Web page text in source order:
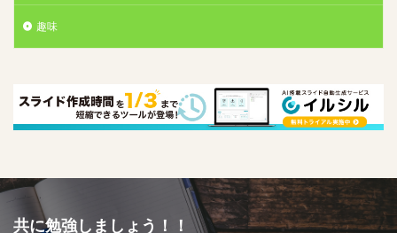
趣味
共に勉強しましょう！！